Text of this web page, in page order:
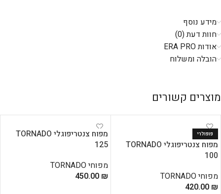
מידע נוסף
חוות דעת (0)
אודות ERA PRO
הובלה ומשלוח
מוצרים קשורים
פופולרי
מפוח צנטריפוגלי TORNADO
100
מפוחי TORNADO
420.00 ₪
מפוח צנטריפוגלי TORNADO
125
מפוחי TORNADO
450.00 ₪